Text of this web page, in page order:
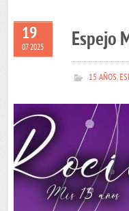
19
07 2025 Espejo
15 AÑOS,